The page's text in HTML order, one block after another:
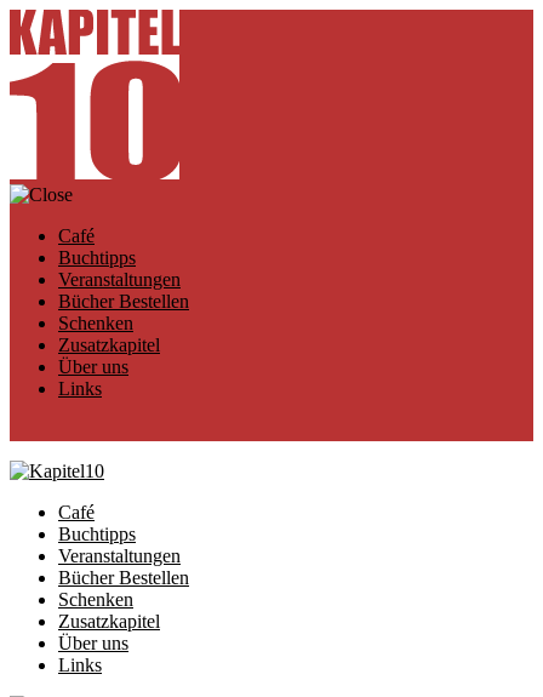
Café
Buchtipps
Veranstaltungen
Bücher Bestellen
Schenken
Zusatzkapitel
Über uns
Links
Café
Buchtipps
Veranstaltungen
Bücher Bestellen
Schenken
Zusatzkapitel
Über uns
Links